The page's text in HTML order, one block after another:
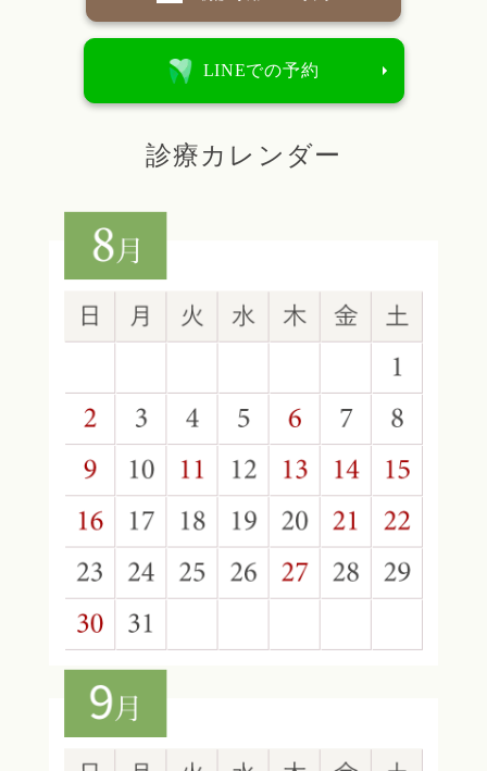
LINEでの予約
診療カレンダー